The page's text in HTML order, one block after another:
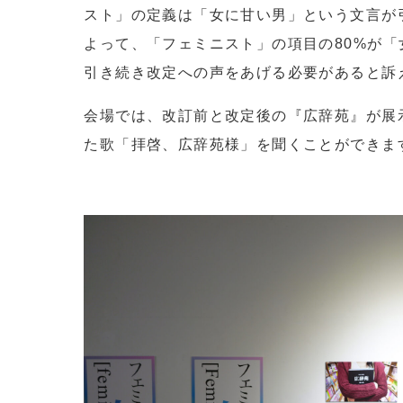
スト」の定義は「女に甘い男」という文言
よって、「フェミニスト」の項目の80%が
引き続き改定への声をあげる必要があると訴
会場では、改訂前と改定後の『広辞苑』が
た歌「拝啓、広辞苑様」を聞くことができま